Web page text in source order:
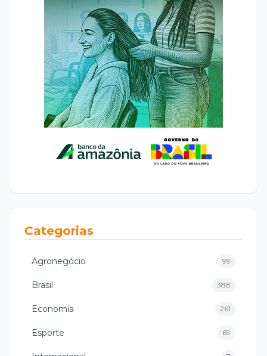
Categorias
Agronegócio 99
Brasil 388
Economia 261
Esporte 69